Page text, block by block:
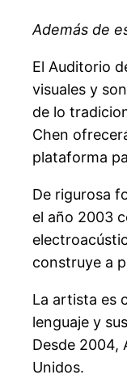
Además de
El Auditorio
visuales y
de lo
Chen
plataforma
De rigurosa
el año 2003
construye a
La artista es
lenguaje y
Desde 2004,
Unidos.